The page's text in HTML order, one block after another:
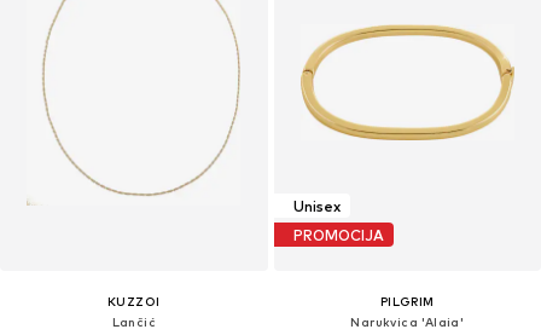
KUZZOI
Lančić
Unisex
PROMOCIJA
PILGRIM
Narukvica 'Alaia'